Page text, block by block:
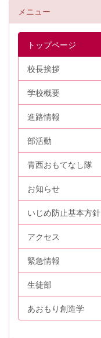
メニュー
トップページ
校長挨拶
学校概要
進路情報
部活動
青西おもてなし隊
お知らせ
いじめ防止基本方針
アクセス
緊急情報
生徒部
あおもり創造学